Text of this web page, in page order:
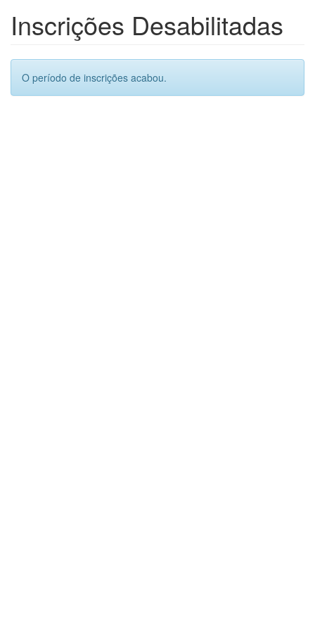
Inscrições Desabilitadas
O período de inscrições acabou.